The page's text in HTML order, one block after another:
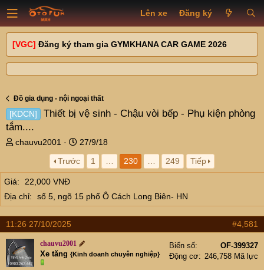
Lên xe Đăng ký
[VGC] Đăng ký tham gia GYMKHANA CAR GAME 2026
Đồ gia dụng - nội ngoại thất
[KDCN]
Thiết bị vệ sinh - Chậu vòi bếp - Phụ kiện phòng
tắm....
T
e
a
d
s
a
r
t
e
chauvu2001
N
g
à
y
ử
i
27/9/18
Trước
1 230 249 Tiếp
Giá
22,000 VNĐ
Địa chỉ
số 5, ngõ 15 phố Ô Cách Long Biên- HN
11:26 27/10/2025 #4,581
chauvu2001
Xe tăng {Kinh doanh chuyên nghiệp}
Biển số
OF-399327
Động cơ
246,758 Mã lực